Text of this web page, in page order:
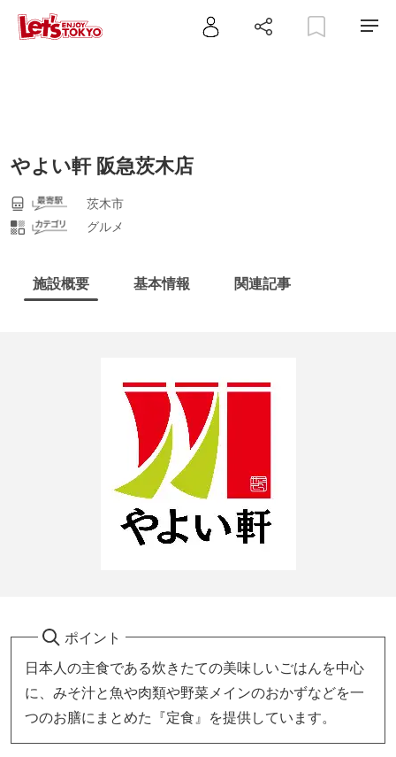
やよい軒 阪急茨木店
茨木市
グルメ
施設概要 基本情報 関連記事
ポイント
日本人の主食である炊きたての美味しいごはんを中心
に、みそ汁と魚や肉類や野菜メインのおかずなどを一
つのお膳にまとめた『定食』を提供しています。